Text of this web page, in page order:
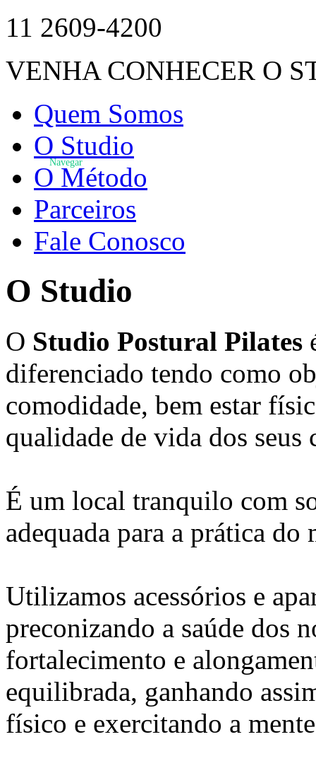
11 2609-4200
VENHA CONHECER O
Quem Somos
O Studio
O Método
Parceiros
Fale Conosco
O Studio
O Studio Postural Pilates
diferenciado tendo como
comodidade, bem estar
qualidade de vida dos seus
É um local tranquilo com
adequada para a prática do
Utilizamos acessórios e
preconizando a saúde dos
fortalecimento e
equilibrada, ganhando
físico e exercitando a
Navegar